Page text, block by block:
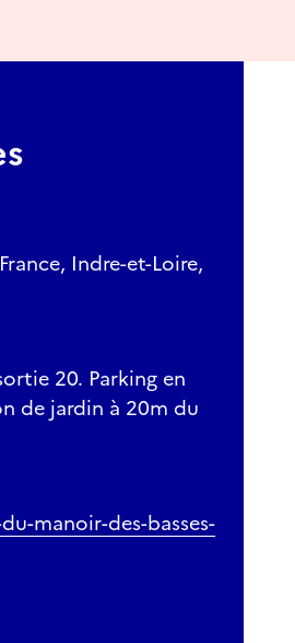
Indre-et-Loire,
20. Parking en
de jardin à 20m du
manoir-des-basses-